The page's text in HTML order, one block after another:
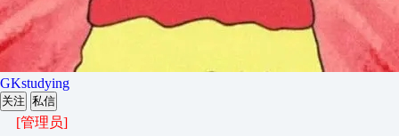
GKstudying
关注 私信
[管理员]